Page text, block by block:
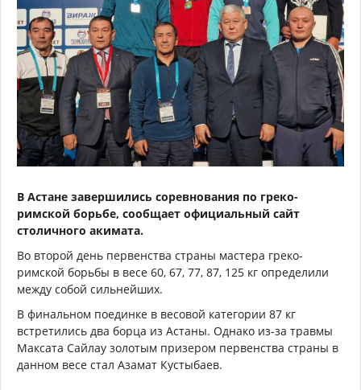
В Астане завершились соревнования по греко-
римской борьбе, сообщает официальный сайт
столичного акимата.
Во второй день первенства страны мастера греко-
римской борьбы в весе 60, 67, 77, 87, 125 кг определили
между собой сильнейших.
В финальном поединке в весовой категории 87 кг
встретились два борца из Астаны. Однако из-за травмы
Максата Сайлау золотым призером первенства страны в
данном весе стал Азамат Кустыбаев.